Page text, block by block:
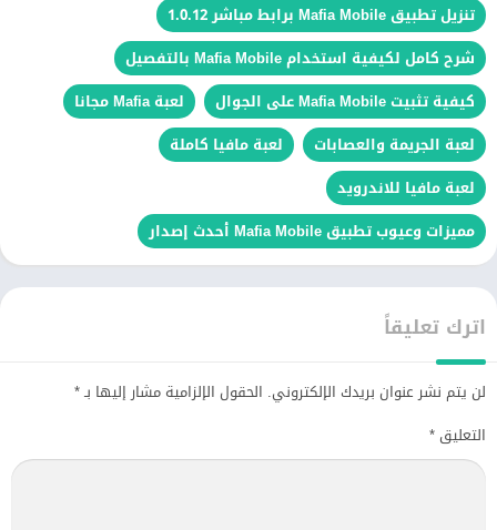
تنزيل تطبيق Mafia Mobile برابط مباشر 1.0.12
شرح كامل لكيفية استخدام Mafia Mobile بالتفصيل
كيفية تثبيت Mafia Mobile على الجوال
لعبة Mafia مجانا
لعبة الجريمة والعصابات
لعبة مافيا كاملة
لعبة مافيا للاندرويد
مميزات وعيوب تطبيق Mafia Mobile أحدث إصدار
اترك تعليقاً
لن يتم نشر عنوان بريدك الإلكتروني. الحقول الإلزامية مشار إليها بـ*
التعليق *